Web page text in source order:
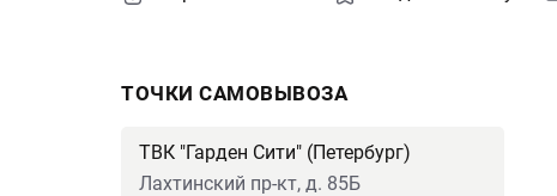
ТОЧКИ САМОВЫВОЗА
ТВК "Гарден Сити" (Петербург)
Лахтинский пр-кт, д. 85Б